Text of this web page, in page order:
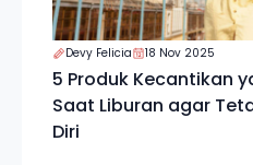
Devy Felicia 18 Nov 2025
5 Produk Kecantikan
Saat Liburan agar
Diri